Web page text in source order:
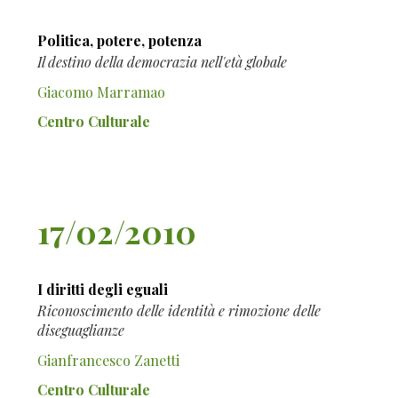
Politica, potere, potenza
Il destino della democrazia nell'età globale
Giacomo Marramao
Centro Culturale
17/02/2010
I diritti degli eguali
Riconoscimento delle identità e rimozione delle
diseguaglianze
Gianfrancesco Zanetti
Centro Culturale